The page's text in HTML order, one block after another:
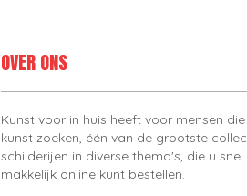
OVER ONS
Kunst voor in huis heeft voor mensen
kunst zoeken, één van de grootste
schilderijen in diverse thema's, die u snel
makkelijk online kunt bestellen.